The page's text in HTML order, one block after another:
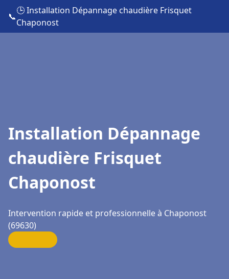
📞
🕒 Installation Dépannage chaudière Frisquet
Chaponost
Installation Dépannage
chaudière Frisquet
Chaponost
Intervention rapide et professionnelle à Chaponost
(69630)